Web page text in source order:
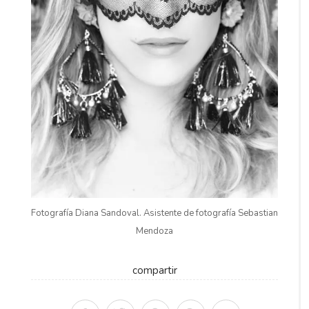
Fotografía Diana Sandoval. Asistente de fotografía Sebastian
Mendoza
compartir